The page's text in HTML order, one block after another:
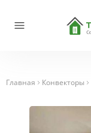
Главная Конвекторы